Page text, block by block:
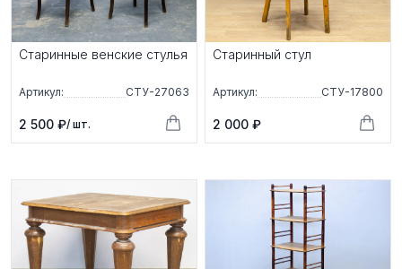
Старинные венские стулья
Артикул: СТУ-27063
2 500 ₽/ шт.
Старинный стул
Артикул: СТУ-17800
2 000 ₽